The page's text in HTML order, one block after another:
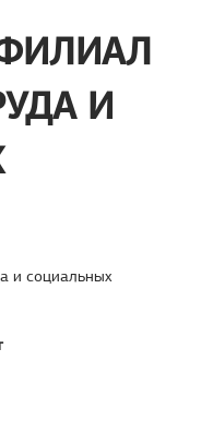
И
и социальных